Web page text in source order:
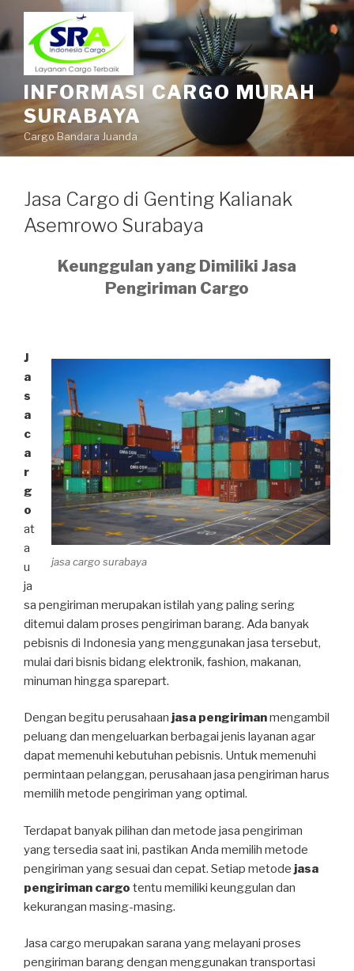
INFORMASI CARGO MURAH
SURABAYA
Cargo Bandara Juanda
Jasa Cargo di Genting Kalianak
Asemrowo Surabaya
Keunggulan yang Dimiliki Jasa
Pengiriman Cargo
jasa cargo surabaya
J
a
s
a
c
a
r
g
o
at
a
u
ja
sa pengiriman merupakan istilah yang paling sering
ditemui dalam proses pengiriman barang. Ada banyak
pebisnis di Indonesia yang menggunakan jasa tersebut,
mulai dari bisnis bidang elektronik, fashion, makanan,
minuman hingga sparepart.
Dengan begitu perusahaan jasa pengirimanmengambil
peluang dan mengeluarkan berbagai jenis layanan agar
dapat memenuhi kebutuhan pebisnis. Untuk memenuhi
permintaan pelanggan, perusahaan jasa pengiriman harus
memilih metode pengiriman yang optimal.
Terdapat banyak pilihan dan metode jasa pengiriman
yang tersedia saat ini, pastikan Anda memilih metode
pengiriman yang sesuai dan cepat. Setiap metode jasa
pengiriman cargo tentu memiliki keunggulan dan
kekurangan masing-masing.
Jasa cargo merupakan sarana yang melayani proses
pengiriman barang dengan menggunakan transportasi